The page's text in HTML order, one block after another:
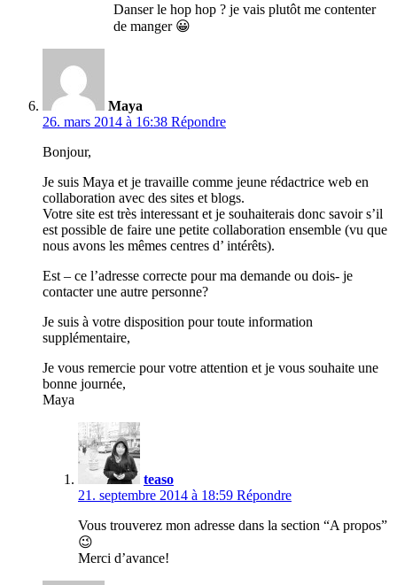
Danser le hop hop ? je vais plutôt me contenter
de manger 😀
Maya
26. mars 2014 à 16:38 Répondre
Bonjour,
Je suis Maya et je travaille comme jeune rédactrice web en
collaboration avec des sites et blogs.
Votre site est très interessant et je souhaiterais donc savoir s’il
est possible de faire une petite collaboration ensemble (vu que
nous avons les mêmes centres d’ intérêts).
Est – ce l’adresse correcte pour ma demande ou dois- je
contacter une autre personne?
Je suis à votre disposition pour toute information
supplémentaire,
Je vous remercie pour votre attention et je vous souhaite une
bonne journée,
Maya
teaso
21. septembre 2014 à 18:59 Répondre
Vous trouverez mon adresse dans la section “A propos”
😉
Merci d’avance!